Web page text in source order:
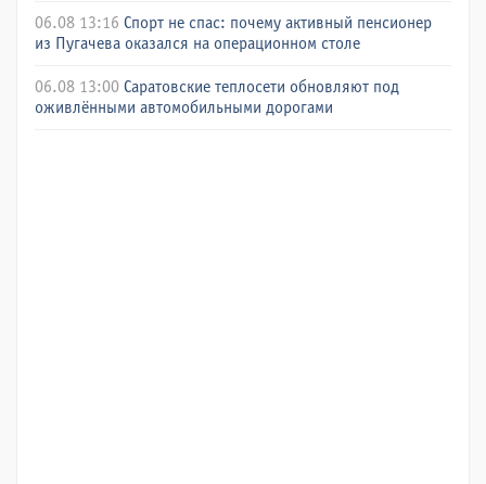
06.08 13:16 Спорт не спас: почему активный пенсионер
из Пугачева оказался на операционном столе
06.08 13:00 Саратовские теплосети обновляют под
оживлёнными автомобильными дорогами